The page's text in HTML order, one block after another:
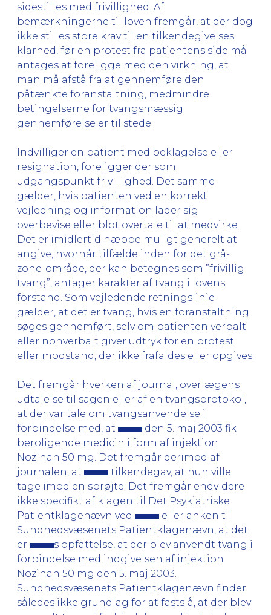
sidestilles med frivillighed. Af
bemærkningerne til loven fremgår, at der dog
ikke stilles store krav til en tilkendegivelses
klarhed, før en protest fra patientens side må
antages at foreligge med den virkning, at
man må afstå fra at gennemføre den
påtænkte foranstaltning, medmindre
betingelserne for tvangsmæssig
gennemførelse er til stede.
Indvilliger en patient med beklagelse eller
resignation, foreligger der som
udgangspunkt frivillighed. Det samme
gælder, hvis patienten ved en korrekt
vejledning og information lader sig
overbevise eller blot overtale til at medvirke.
Det er imidlertid næppe muligt generelt at
angive, hvornår tilfælde inden for det grå-
zone-område, der kan betegnes som ”frivillig
tvang”, antager karakter af tvang i lovens
forstand. Som vejledende retningslinie
gælder, at det er tvang, hvis en foranstaltning
søges gennemført, selv om patienten verbalt
eller nonverbalt giver udtryk for en protest
eller modstand, der ikke frafaldes eller opgives.
Det fremgår hverken af journal, overlægens
udtalelse til sagen eller af en tvangsprotokol,
at der var tale om tvangsanvendelse i
forbindelse med, at
den 5. maj 2003 fik
beroligende medicin i form af injektion
Nozinan 50 mg. Det fremgår derimod af
journalen, at
tilkendegav, at hun ville
tage imod en sprøjte. Det fremgår endvidere
ikke specifikt af klagen til Det Psykiatriske
Patientklagenævn ved
eller anken til
Sundhedsvæsenets Patientklagenævn, at det
er
s opfattelse, at der blev anvendt tvang i
forbindelse med indgivelsen af injektion
Nozinan 50 mg den 5. maj 2003.
Sundhedsvæsenets Patientklagenævn finder
således ikke grundlag for at fastslå, at der blev